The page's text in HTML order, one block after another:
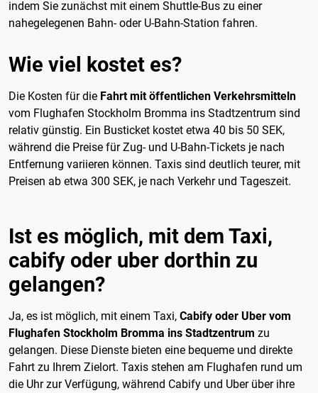
indem Sie zunächst mit einem Shuttle-Bus zu einer
nahegelegenen Bahn- oder U-Bahn-Station fahren.
Wie viel kostet es?
Die Kosten für die Fahrt mit öffentlichen Verkehrsmitteln
vom Flughafen Stockholm Bromma ins Stadtzentrum sind
relativ günstig. Ein Busticket kostet etwa 40 bis 50 SEK,
während die Preise für Zug- und U-Bahn-Tickets je nach
Entfernung variieren können. Taxis sind deutlich teurer, mit
Preisen ab etwa 300 SEK, je nach Verkehr und Tageszeit.
Ist es möglich, mit dem Taxi,
cabify oder uber dorthin zu
gelangen?
Ja, es ist möglich, mit einem Taxi, Cabify oder Uber vom
Flughafen Stockholm Bromma ins Stadtzentrum zu
gelangen. Diese Dienste bieten eine bequeme und direkte
Fahrt zu Ihrem Zielort. Taxis stehen am Flughafen rund um
die Uhr zur Verfügung, während Cabify und Uber über ihre